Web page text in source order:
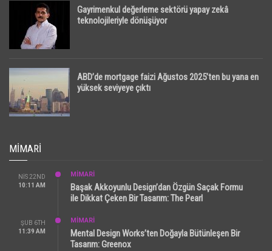
Gayrimenkul değerleme sektörü yapay zekâ
teknolojileriyle dönüşüyor
ABD’de mortgage faizi Ağustos 2025’ten bu yana en
yüksek seviyeye çıktı
MIMARI
NIS 22ND
10:11 AM
MİMARİ
Başak Akkoyunlu Design’dan Özgün Saçak Formu
ile Dikkat Çeken Bir Tasarım: The Pearl
ŞUB 6TH
11:39 AM
MİMARİ
Mental Design Works’ten Doğayla Bütünleşen Bir
Tasarım: Greenox